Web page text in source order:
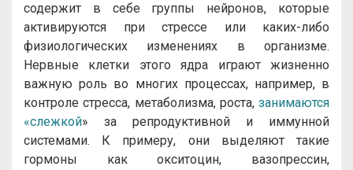
содержит в себе группы нейронов, которые
активируются при стрессе или каких-либо
физиологических изменениях в организме.
Нервные клетки этого ядра играют жизненно
важную роль во многих процессах, например, в
контроле стресса, метаболизма, роста, занимаются
«слежкой» за репродуктивной и иммунной
системами. К примеру, они выделяют такие
гормоны как окситоцин, вазопрессин,